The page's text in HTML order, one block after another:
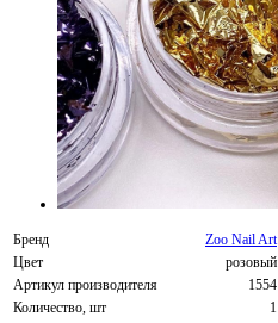
Бренд
Zoo Nail Art
Цвет
розовый
Артикул производителя
1554
Количество, шт
1